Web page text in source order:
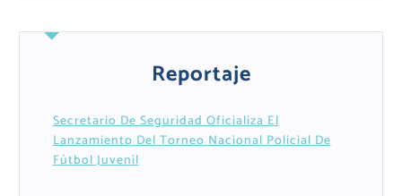
Reportaje
Secretario De Seguridad Oficializa El
Lanzamiento Del Torneo Nacional Policial De
Fútbol Juvenil